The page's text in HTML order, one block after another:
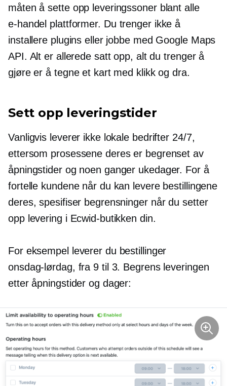
måten å sette opp leveringssoner blant alle
e-handel plattformer. Du trenger ikke å
installere plugins eller jobbe med Google Maps
API. Alt er allerede satt opp, alt du trenger å
gjøre er å tegne et kart med klikk og dra.
Sett opp leveringstider
Vanligvis leverer ikke lokale bedrifter 24/7,
ettersom prosessene deres er begrenset av
åpningstider og noen ganger ukedager. For å
fortelle kundene når du kan levere bestillingene
deres, spesifiser begrensninger når du setter
opp levering i Ecwid-butikken din.
For eksempel leverer du bestillinger
onsdag-lørdag, fra 9 til 3. Begrens leveringen
etter åpningstider og dager: